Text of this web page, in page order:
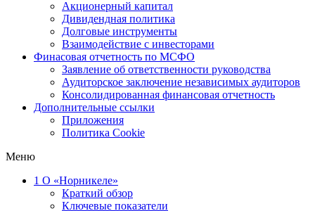
Акционерный капитал
Дивидендная политика
Долговые инструменты
Взаимодействие с инвеcторами
Финасовая отчетность по МСФО
Заявление об ответственности руководства
Аудиторское заключение независимых аудиторов
Консолидированная финансовая отчетность
Дополнительные ссылки
Приложения
Политика Cookie
Меню
1 О «Норникеле»
Краткий обзор
Ключевые показатели